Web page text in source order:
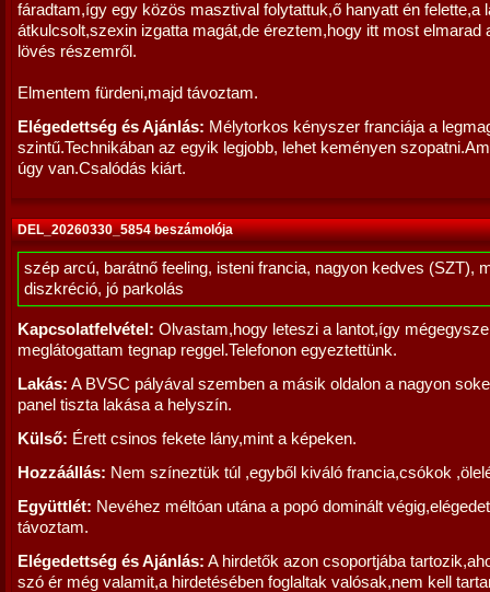
fáradtam,így egy közös masztival folytattuk,ő hanyatt én felette,a
átkulcsolt,szexin izgatta magát,de éreztem,hogy itt most elmarad
lövés részemről.
Elmentem fürdeni,majd távoztam.
Elégedettség és Ajánlás: Mélytorkos kényszer franciája a
szintű.Technikában az egyik legjobb, lehet keményen
úgy van.Csalódás kiárt.
DEL_20260330_5854 beszámolója
szép arcú, barátnő feeling, isteni francia, nagyon kedves (SZT),
diszkréció, jó parkolás
Kapcsolatfelvétel: Olvastam,hogy leteszi a lantot,így
meglátogattam tegnap reggel.Telefonon egyeztettünk.
Lakás: A BVSC pályával szemben a másik oldalon a nagyon
panel tiszta lakása a helyszín.
Külső: Érett csinos fekete lány,mint a képeken.
Hozzáállás: Nem színeztük túl ,egyből kiváló francia,csókok
Együttlét: Nevéhez méltóan utána a popó dominált
távoztam.
Elégedettség és Ajánlás: A hirdetők azon csoportjába
szó ér még valamit,a hirdetésében foglaltak valósak,nem kell